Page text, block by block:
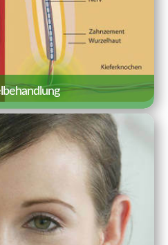
Sie mehr »
Wurzelbehandlung
Zahnnerv
der Entzündung zu
mit größter
wird in unserer
mit Unterstützung